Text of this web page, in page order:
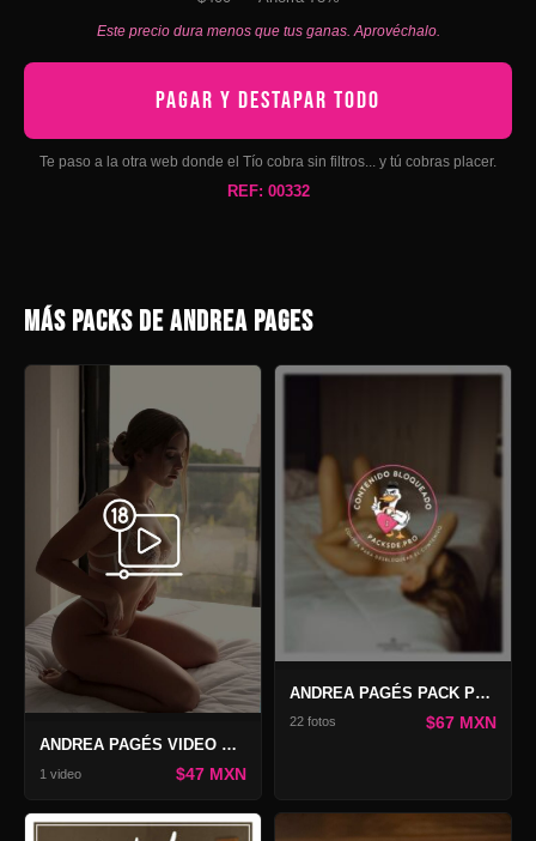
Este precio dura menos que tus ganas. Aprovéchalo.
PAGAR Y DESTAPAR TODO
Te paso a la otra web donde el Tío cobra sin filtros... y tú cobras placer.
REF: 00332
MÁS PACKS DE ANDREA PAGES
ANDREA PAGÉS VIDEO PRIVATE PHOTOS #63
1 video $47 MXN
ANDREA PAGÉS PACK PRIVATE PHOTOS #63
22 fotos $67 MXN